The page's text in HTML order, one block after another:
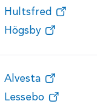
Hultsfred
Högsby
Alvesta
Lessebo